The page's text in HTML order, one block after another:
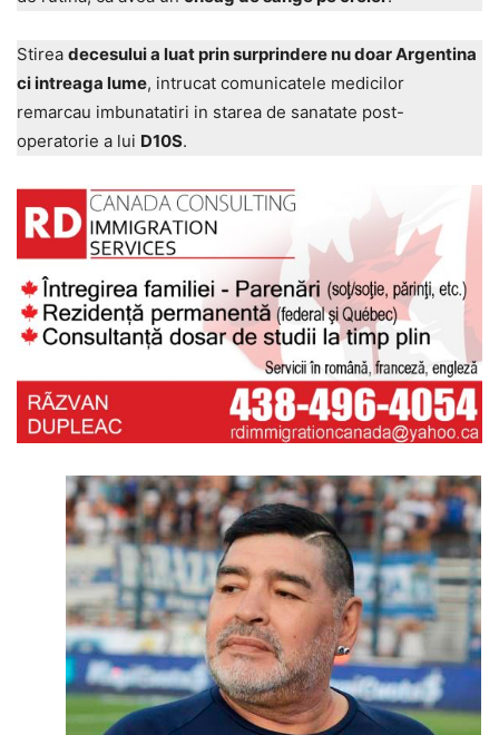
Stirea decesului a luat prin surprindere nu doar Argentina
ci intreaga lume, intrucat comunicatele medicilor
remarcau imbunatatiri in starea de sanatate post-
operatorie a lui D10S.